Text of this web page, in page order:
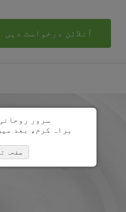
آنلائن درخواست دیں
سرور
براہ کرم، بعد
صفحہ